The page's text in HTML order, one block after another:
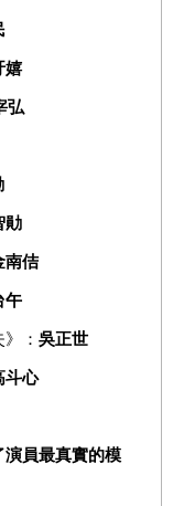
嬉
弘
勛
南佶
午
： 吳正世
斗心
演員最真實的模